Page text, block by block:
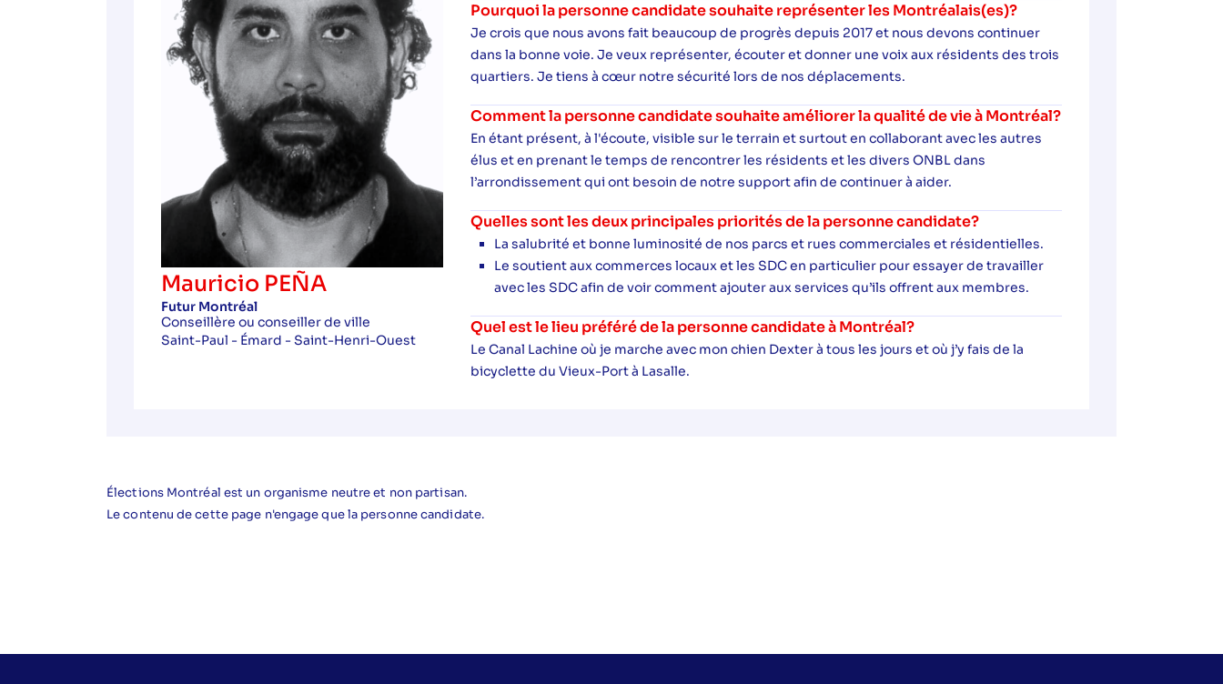
Mauricio PEÑA
Futur Montréal
Conseillère ou conseiller de ville
Saint-Paul - Émard - Saint-Henri-Ouest
Pourquoi la personne candidate souhaite représenter les Montréalais(es)?
Je crois que nous avons fait beaucoup de progrès depuis 2017 et nous devons continuer
dans la bonne voie. Je veux représenter, écouter et donner une voix aux résidents des trois
quartiers. Je tiens à cœur notre sécurité lors de nos déplacements.
Comment la personne candidate souhaite améliorer la qualité de vie à Montréal?
En étant présent, à l'écoute, visible sur le terrain et surtout en collaborant avec les autres
élus et en prenant le temps de rencontrer les résidents et les divers ONBL dans
l’arrondissement qui ont besoin de notre support afin de continuer à aider.
Quelles sont les deux principales priorités de la personne candidate?
La salubrité et bonne luminosité de nos parcs et rues commerciales et résidentielles.
Le soutient aux commerces locaux et les SDC en particulier pour essayer de travailler
avec les SDC afin de voir comment ajouter aux services qu’ils offrent aux membres.
Quel est le lieu préféré de la personne candidate à Montréal?
Le Canal Lachine où je marche avec mon chien Dexter à tous les jours et où j’y fais de la
bicyclette du Vieux-Port à Lasalle.
Élections Montréal est un organisme neutre et non partisan.
Le contenu de cette page n'engage que la personne candidate.